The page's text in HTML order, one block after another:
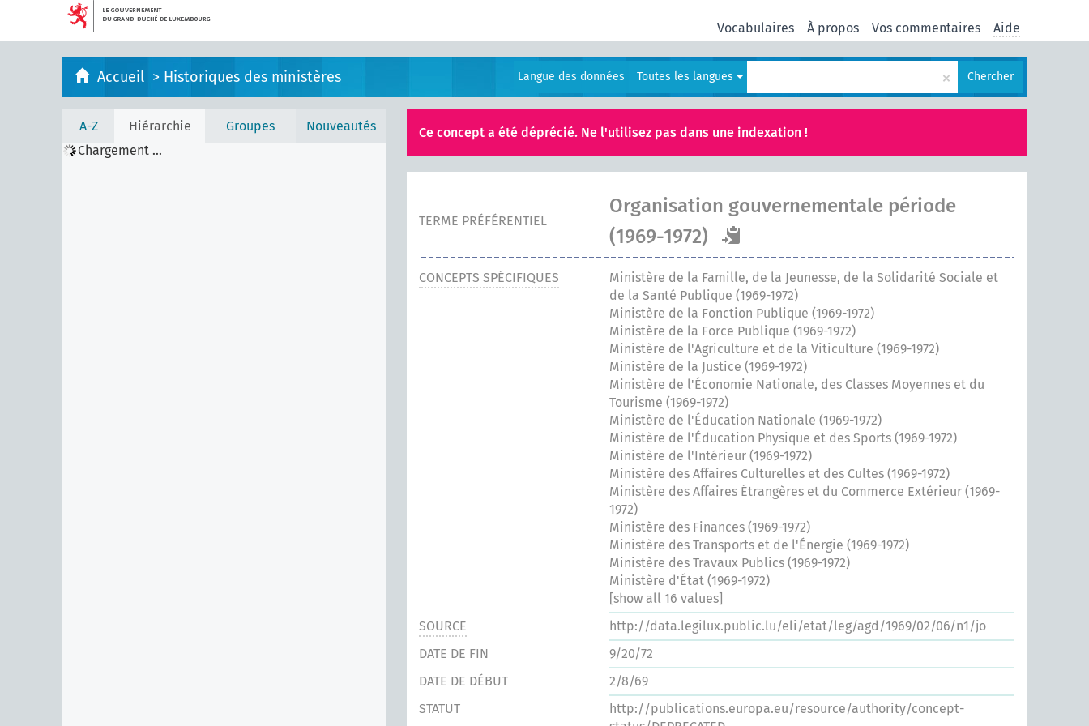
Vocabulaires À propos Vos commentaires Aide
Accueil > Historiques des ministères Langue des données Toutes les langues × Chercher
A-Z Hiérarchie Groupes
Nouveautés
Chargement ...
Ce concept a été déprécié. Ne l'utilisez pas dans une indexation !
TERME PRÉFÉRENTIEL
Organisation gouvernementale période
(1969-1972)
CONCEPTS SPÉCIFIQUES
Ministère de la Famille, de la Jeunesse, de la Solidarité Sociale et
de la Santé Publique (1969-1972)
Ministère de la Fonction Publique (1969-1972)
Ministère de la Force Publique (1969-1972)
Ministère de l'Agriculture et de la Viticulture (1969-1972)
Ministère de la Justice (1969-1972)
Ministère de l'Économie Nationale, des Classes Moyennes et du
Tourisme (1969-1972)
Ministère de l'Éducation Nationale (1969-1972)
Ministère de l'Éducation Physique et des Sports (1969-1972)
Ministère de l'Intérieur (1969-1972)
Ministère des Affaires Culturelles et des Cultes (1969-1972)
Ministère des Affaires Étrangères et du Commerce Extérieur (1969-
1972)
Ministère des Finances (1969-1972)
Ministère des Transports et de l'Énergie (1969-1972)
Ministère des Travaux Publics (1969-1972)
Ministère d'État (1969-1972)
[show all 16 values]
SOURCE
http://data.legilux.public.lu/eli/etat/leg/agd/1969/02/06/n1/jo
DATE DE FIN
9/20/72
DATE DE DÉBUT
2/8/69
STATUT
http://publications.europa.eu/resource/authority/concept-